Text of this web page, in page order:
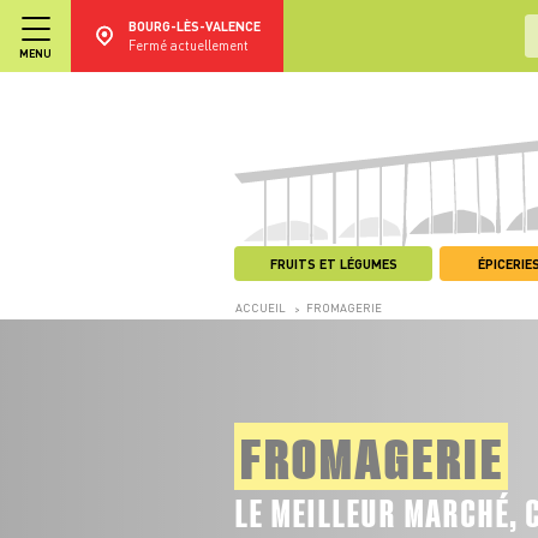
MENU
BOURG-LÈS-VALENCE
Fermé actuellement
FRUITS ET LÉGUMES
ACCUEIL > FROMAGERIE
FROMAGERIE
LE MEILLEUR MARCHÉ,